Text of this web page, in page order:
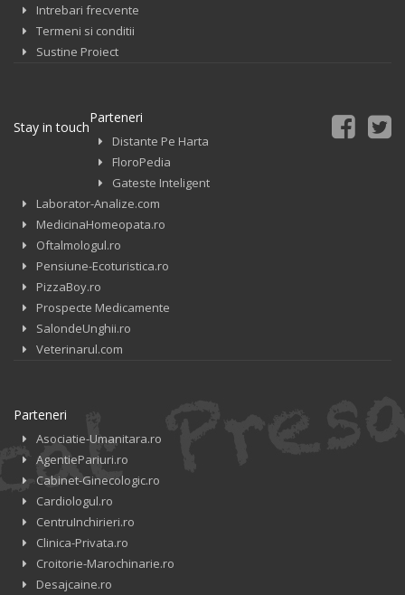
Intrebari frecvente
Termeni si conditii
Sustine Proiect
Stay in touch
Parteneri
Distante Pe Harta
FloroPedia
Gateste Inteligent
Laborator-Analize.com
MedicinaHomeopata.ro
Oftalmologul.ro
Pensiune-Ecoturistica.ro
PizzaBoy.ro
Prospecte Medicamente
SalondeUnghii.ro
Veterinarul.com
Parteneri
Asociatie-Umanitara.ro
AgentiePariuri.ro
Cabinet-Ginecologic.ro
Cardiologul.ro
CentruInchirieri.ro
Clinica-Privata.ro
Croitorie-Marochinarie.ro
Desajcaine.ro